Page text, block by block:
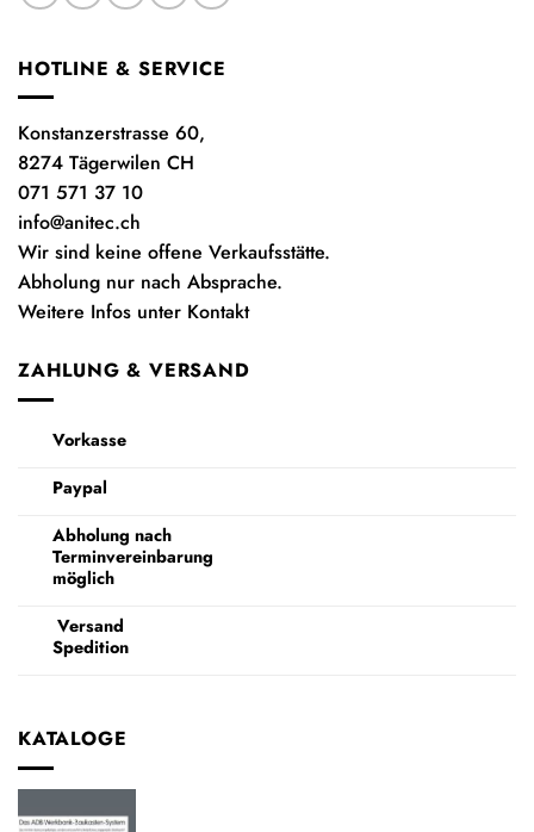
HOTLINE & SERVICE
Konstanzerstrasse 60,
8274 Tägerwilen CH
071 571 37 10
info@anitec.ch
Wir sind keine offene Verkaufsstätte.
Abholung nur nach Absprache.
Weitere Infos unter Kontakt
ZAHLUNG & VERSAND
Vorkasse
Paypal
Abholung nach
Terminvereinbarung
möglich
Versand
Spedition
KATALOGE